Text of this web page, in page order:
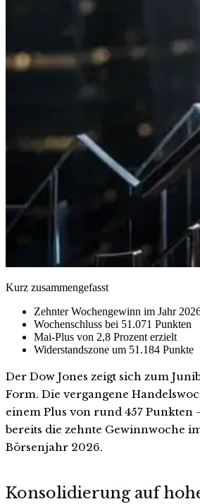
Kurz zusammengefasst
Zehnter Wochengewinn im Jahr
Wochenschluss bei 51.071 Punkten
Mai-Plus von 2,8 Prozent erzielt
Widerstandszone um 51.184 Punkte
Der Dow Jones zeigt sich zum
Form. Die vergangene
einem Plus von rund 457
bereits die zehnte Gewinnwoche
Börsenjahr 2026.
Konsolidierung auf